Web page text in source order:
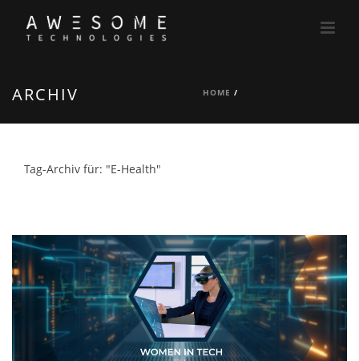
ARCHIV HOME /
Tag-Archiv für: "E-Health"